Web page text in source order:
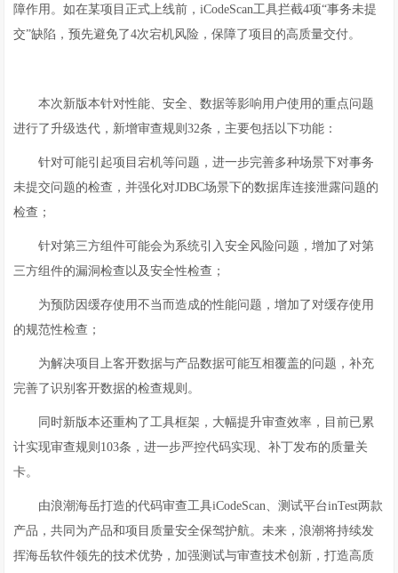
障作用。如在某项目正式上线前，iCodeScan工具拦截4项“事务未提
交”缺陷，预先避免了4次宕机风险，保障了项目的高质量交付。
本次新版本针对性能、安全、数据等影响用户使用的重点问题
进行了升级迭代，新增审查规则32条，主要包括以下功能：
针对可能引起项目宕机等问题，进一步完善多种场景下对事务
未提交问题的检查，并强化对JDBC场景下的数据库连接泄露问题的
检查；
针对第三方组件可能会为系统引入安全风险问题，增加了对第
三方组件的漏洞检查以及安全性检查；
为预防因缓存使用不当而造成的性能问题，增加了对缓存使用
的规范性检查；
为解决项目上客开数据与产品数据可能互相覆盖的问题，补充
完善了识别客开数据的检查规则。
同时新版本还重构了工具框架，大幅提升审查效率，目前已累
计实现审查规则103条，进一步严控代码实现、补丁发布的质量关
卡。
由浪潮海岳打造的代码审查工具iCodeScan、测试平台inTest两款
产品，共同为产品和项目质量安全保驾护航。未来，浪潮将持续发
挥海岳软件领先的技术优势，加强测试与审查技术创新，打造高质